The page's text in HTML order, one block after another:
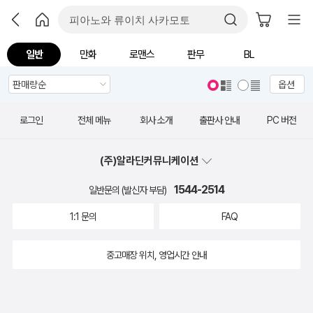
일반 만화 로맨스 판무 BL
옵션
로그인 전체 메뉴 회사 소개 출판사 안내 PC 버전
(주)알라딘커뮤니케이션
일반문의 (발신자 부담) 1544-2514
1:1 문의 FAQ
중고매장 위치, 영업시간 안내